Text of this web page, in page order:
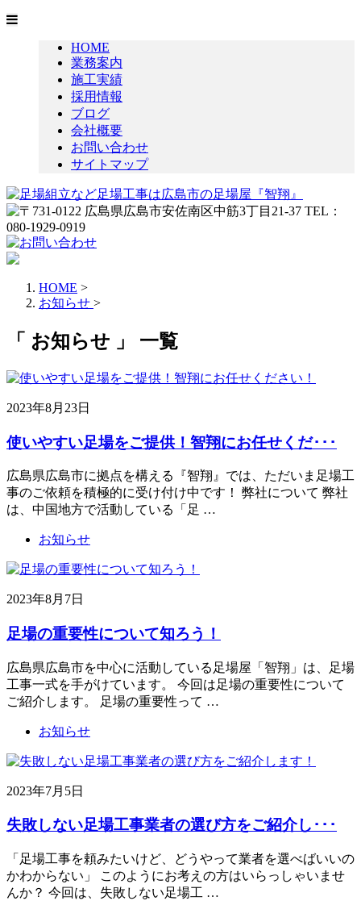
HOME
業務案内
施工実績
採用情報
ブログ
会社概要
お問い合わせ
サイトマップ
HOME >
お知らせ >
「 お知らせ 」 一覧
2023年8月23日
使いやすい足場をご提供！智翔にお任せくだ･･･
広島県広島市に拠点を構える『智翔』では、ただいま足場工
事のご依頼を積極的に受け付け中です！ 弊社について 弊社
は、中国地方で活動している「足 …
お知らせ
2023年8月7日
足場の重要性について知ろう！
広島県広島市を中心に活動している足場屋「智翔」は、足場
工事一式を手がけています。 今回は足場の重要性について
ご紹介します。 足場の重要性って …
お知らせ
2023年7月5日
失敗しない足場工事業者の選び方をご紹介し･･･
「足場工事を頼みたいけど、どうやって業者を選べばいいの
かわからない」 このようにお考えの方はいらっしゃいませ
んか？ 今回は、失敗しない足場工 …